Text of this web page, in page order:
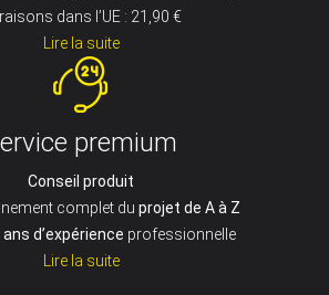
dans l’UE : 21,90 €
Lire la suite
premium
Conseil produit
complet du projet de A à Z
d’expérience professionnelle
Lire la suite